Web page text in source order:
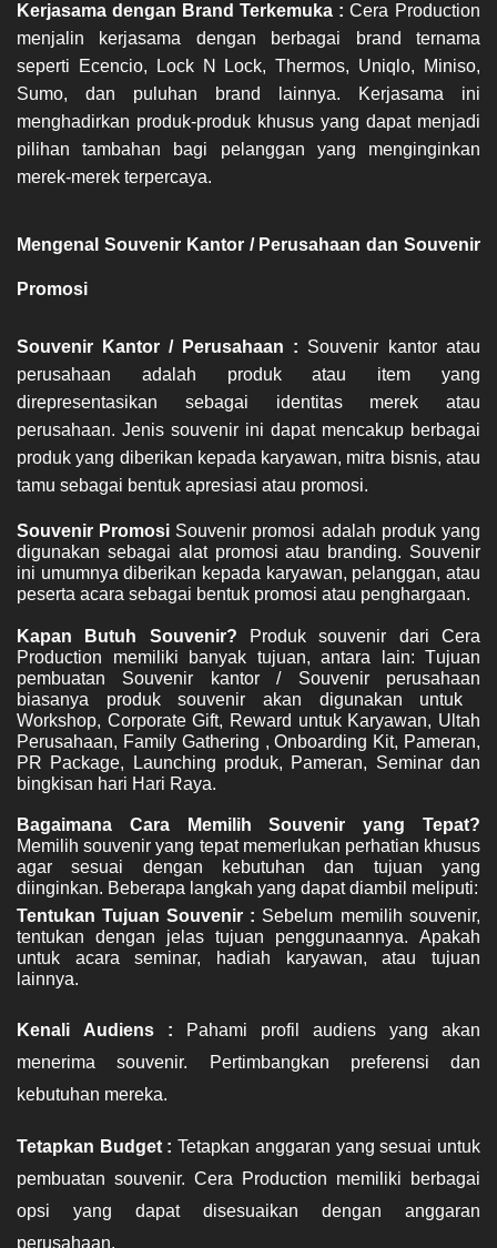
Kerjasama dengan Brand Terkemuka : Cera Production
menjalin kerjasama dengan berbagai brand ternama
seperti Ecencio, Lock N Lock, Thermos, Uniqlo, Miniso,
Sumo, dan puluhan brand lainnya. Kerjasama ini
menghadirkan produk-produk khusus yang dapat menjadi
pilihan tambahan bagi pelanggan yang menginginkan
merek-merek terpercaya.
Mengenal Souvenir Kantor / Perusahaan dan Souvenir
Promosi
Souvenir Kantor / Perusahaan : Souvenir kantor atau
perusahaan adalah produk atau item yang
direpresentasikan sebagai identitas merek atau
perusahaan. Jenis souvenir ini dapat mencakup berbagai
produk yang diberikan kepada karyawan, mitra bisnis, atau
tamu sebagai bentuk apresiasi atau promosi.
Souvenir Promosi Souvenir promosi adalah produk yang
digunakan sebagai alat promosi atau branding. Souvenir
ini umumnya diberikan kepada karyawan, pelanggan, atau
peserta acara sebagai bentuk promosi atau penghargaan.
Kapan Butuh Souvenir?
Produk souvenir dari Cera
Production memiliki banyak tujuan, antara lain: Tujuan
pembuatan Souvenir kantor / Souvenir perusahaan
biasanya produk souvenir akan digunakan untuk
Workshop, Corporate Gift, Reward untuk Karyawan, Ultah
Perusahaan, Family Gathering , Onboarding Kit, Pameran,
PR Package, Launching produk, Pameran, Seminar dan
bingkisan hari Hari Raya.
Memilih souvenir yang tepat memerlukan perhatian khusus
agar sesuai dengan kebutuhan dan tujuan yang
diinginkan. Beberapa langkah yang dapat diambil meliputi:
Tentukan Tujuan Souvenir : Sebelum memilih souvenir,
tentukan dengan jelas tujuan penggunaannya. Apakah
untuk acara seminar, hadiah karyawan, atau tujuan
lainnya.
Kenali Audiens :
Pahami profil audiens yang akan
menerima souvenir. Pertimbangkan preferensi dan
kebutuhan mereka.
Tetapkan Budget : Tetapkan anggaran yang sesuai untuk
pembuatan souvenir. Cera Production memiliki berbagai
opsi yang dapat disesuaikan dengan anggaran
perusahaan.